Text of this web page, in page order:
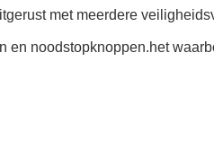
met meerdere
en noodstopknoppen.het